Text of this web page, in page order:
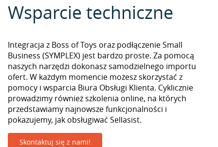
Wsparcie techniczne
Integracja z Boss of Toys oraz podłączenie Small
Business (SYMPLEX) jest bardzo proste. Za pomocą
naszych narzędzi dokonasz samodzielnego importu
ofert. W każdym momencie możesz skorzystać z
pomocy i wsparcia Biura Obsługi Klienta. Cyklicznie
prowadzimy również szkolenia online, na których
przedstawiamy najnowsze funkcjonalności i
pokazujemy, jak obsługiwać Sellasist.
Skontaktuj się z nami!